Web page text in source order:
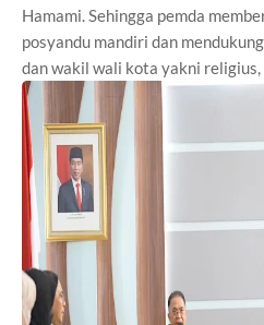
Hamami. Sehingga pemda
posyandu mandiri dan
dan wakil wali kota yakni religius,